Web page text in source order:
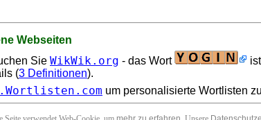
Webseiten
Sie WikWik.org - das Wort
(3 Definitionen).
um personalisierte Wortlisten